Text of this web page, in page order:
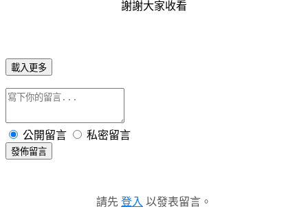
謝謝大家收看
載入更多
公開留言 私密留言
發佈留言
請先 登入 以發表留言。